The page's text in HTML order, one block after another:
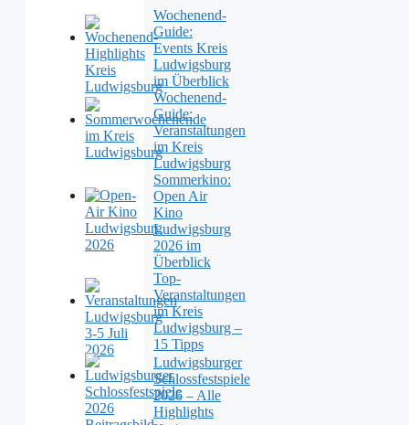
Wochenend-
Guide:
Events Kreis
Ludwigsburg
im Überblick
Wochenend-
Guide:
Veranstaltungen
im Kreis
Ludwigsburg
Sommerkino:
Open Air
Kino
Ludwigsburg
2026 im
Überblick
Top-
Veranstaltungen
im Kreis
Ludwigsburg –
15 Tipps
Ludwigsburger
Schlossfestspiele
2026 – Alle
Highlights